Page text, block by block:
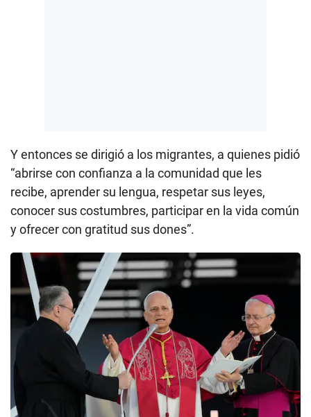
Y entonces se dirigió a los migrantes, a quienes pidió
“abrirse con confianza a la comunidad que les
recibe, aprender su lengua, respetar sus leyes,
conocer sus costumbres, participar en la vida común
y ofrecer con gratitud sus dones”.